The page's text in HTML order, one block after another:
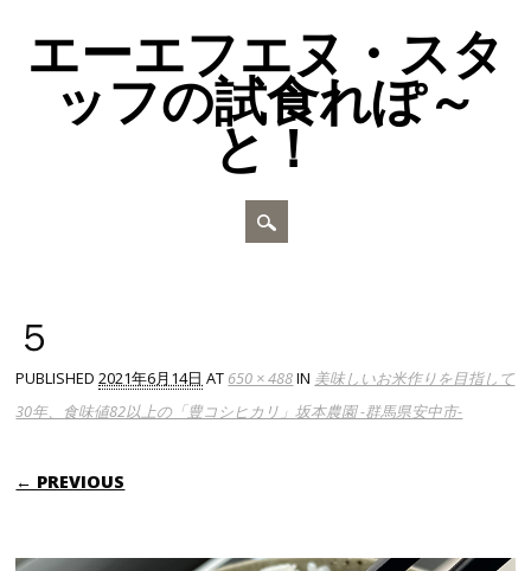
エーエフエヌ・スタ
ッフの試食れぽ～
と！
５
PUBLISHED2021年6月14日 AT 650 × 488IN 美味しいお米作りを目指して
30年、食味値82以上の「豊コシヒカリ」坂本農園 -群馬県安中市-
← PREVIOUS